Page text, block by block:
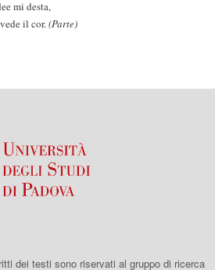
mi desta,
il cor.(Parte)
dei testi sono riservati al gruppo di ricerca